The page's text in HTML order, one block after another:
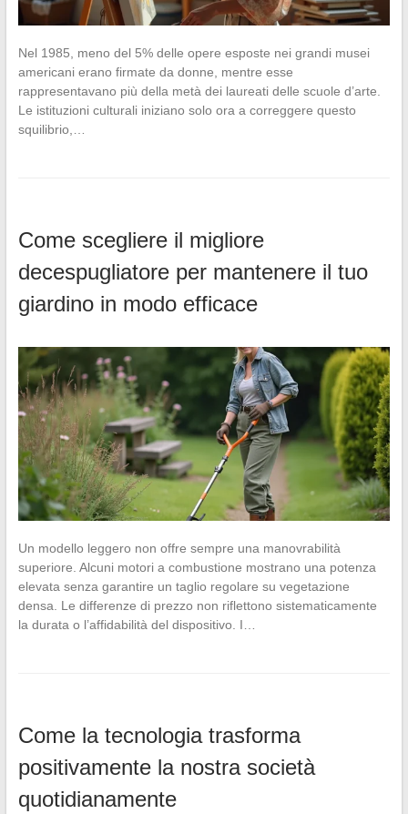
Nel 1985, meno del 5% delle opere esposte nei grandi musei
americani erano firmate da donne, mentre esse
rappresentavano più della metà dei laureati delle scuole d’arte.
Le istituzioni culturali iniziano solo ora a correggere questo
squilibrio,…
Come scegliere il migliore
decespugliatore per mantenere il tuo
giardino in modo efficace
Un modello leggero non offre sempre una manovrabilità
superiore. Alcuni motori a combustione mostrano una potenza
elevata senza garantire un taglio regolare su vegetazione
densa. Le differenze di prezzo non riflettono sistematicamente
la durata o l’affidabilità del dispositivo. I…
Come la tecnologia trasforma
positivamente la nostra società
quotidianamente